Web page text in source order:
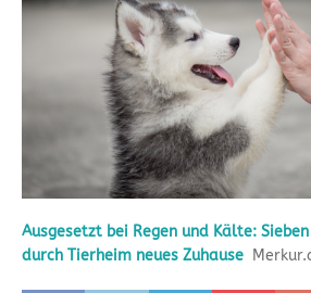
Ausgesetzt bei Regen und Kälte:
durch Tierheim neues Zuhause